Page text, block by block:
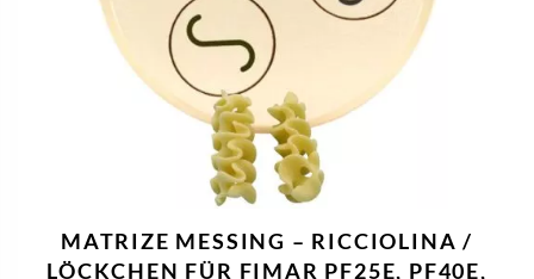
MATRIZE MESSING – RICCIOLINA /
LÖCKCHEN FÜR FIMAR PF25E, PF40E,